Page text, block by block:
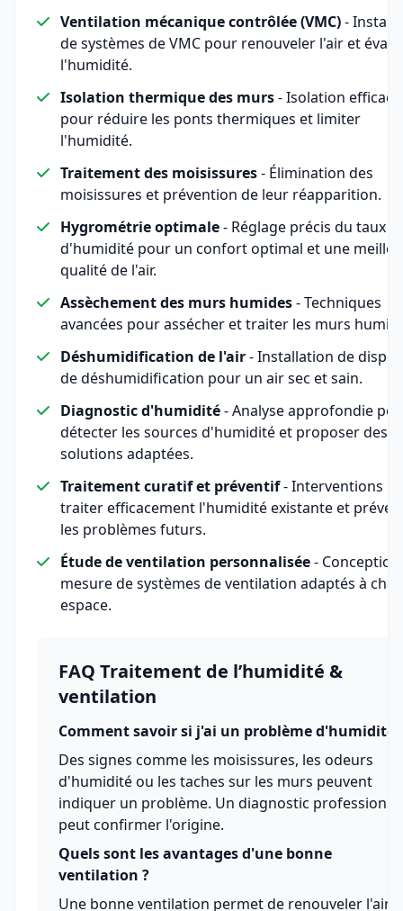
Ventilation mécanique contrôlée (VMC)-
de systèmes de VMC pour renouveler l'air et
l'humidité.
Isolation thermique des murs- Isolation efficace
pour réduire les ponts thermiques et limiter
l'humidité.
Traitement des moisissures- Élimination des
moisissures et prévention de leur réapparition.
Hygrométrie optimale- Réglage précis du taux
d'humidité pour un confort optimal et une
qualité de l'air.
Assèchement des murs humides- Techniques
avancées pour assécher et traiter les murs
Déshumidification de l'air- Installation de
de déshumidification pour un air sec et sain.
Diagnostic d'humidité- Analyse approfondie
détecter les sources d'humidité et proposer des
solutions adaptées.
Traitement curatif et préventif- Interventions
traiter efficacement l'humidité existante et
les problèmes futurs.
Étude de ventilation personnalisée-
mesure de systèmes de ventilation adaptés à
espace.
FAQ Traitement de l’humidité &
ventilation
Comment savoir si j'ai un problème d'humidité
Des signes comme les moisissures, les odeurs
d'humidité ou les taches sur les murs peuvent
indiquer un problème. Un diagnostic
peut confirmer l'origine.
Quels sont les avantages d'une bonne
ventilation ?
Une bonne ventilation permet de renouveler l'air,